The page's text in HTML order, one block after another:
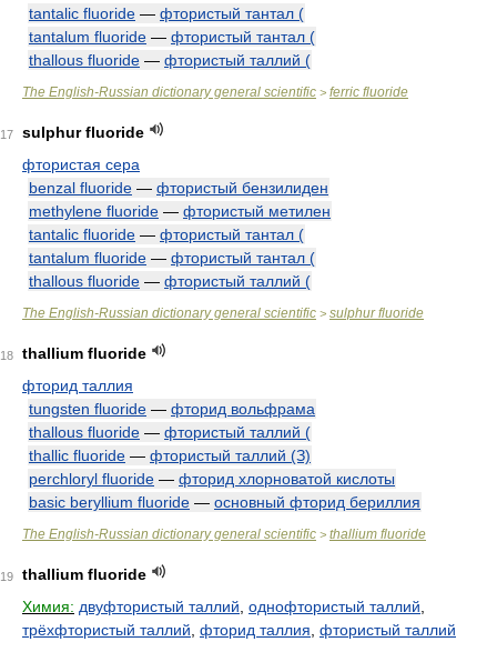
tantalic fluoride — фтористый тантал (
tantalum fluoride — фтористый тантал (
thallous fluoride — фтористый таллий (
The English-Russian dictionary general scientific > ferric fluoride
17
sulphur fluoride
фтористая сера
benzal fluoride — фтористый бензилиден
methylene fluoride — фтористый метилен
tantalic fluoride — фтористый тантал (
tantalum fluoride — фтористый тантал (
thallous fluoride — фтористый таллий (
The English-Russian dictionary general scientific > sulphur fluoride
18
thallium fluoride
фторид таллия
tungsten fluoride — фторид вольфрама
thallous fluoride — фтористый таллий (
thallic fluoride — фтористый таллий (З)
perchloryl fluoride — фторид хлорноватой кислоты
basic beryllium fluoride — основный фторид бериллия
The English-Russian dictionary general scientific > thallium fluoride
19
thallium fluoride
Химия: двуфтористый таллий однофтористый таллий
трёхфтористый таллий фторид таллия фтористый таллий